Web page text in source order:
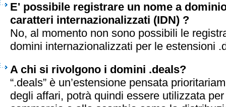
E' possibile registrare un nome a
caratteri internazionalizzati (IDN) ?
No, al momento non sono possibili le
domini internazionalizzati per le estensioni
A chi si rivolgono i domini .deals?
“.deals” è un’estensione pensata
degli affari, potrà quindi essere utilizzata